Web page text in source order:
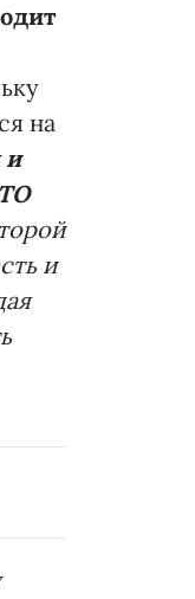
на
и
и